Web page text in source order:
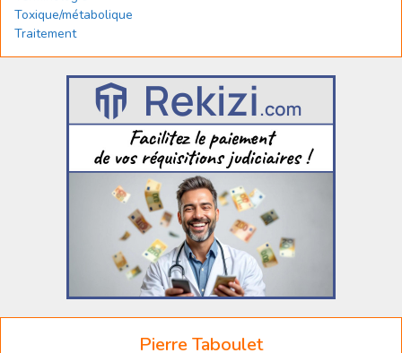
Toxique/métabolique
Traitement
Pierre Taboulet